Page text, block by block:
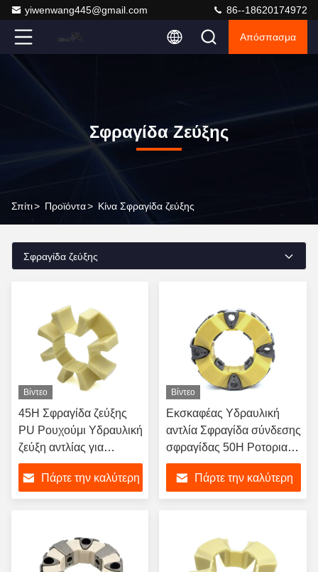
yiwenwang445@gmail.com 86--18620174972
Απόσπασμα
Σφραγίδα Ζεύξης
Σπίτι> Προϊόντα> Κίνα Σφραγίδα ζεύξης
Σφραγίδα ζεύξης
Βίντεο
45H Σφραγίδα ζεύξης
PU Ρουχούμι Υδραυλική
ζεύξη αντλίας για
εξορυκτήρα
Πάρτε την καλύτερη
Βίντεο
Εκσκαφέας Υδραυλική
αντλία Σφραγίδα σύνδεσης
σφραγίδας 50H Ροτοριακή
σύνδεση από καουτσούκ
ΥδραυλικήΠάρτε την καλύτερη